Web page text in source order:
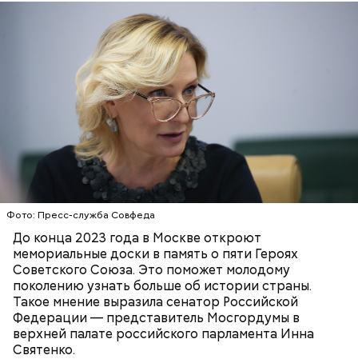
Фото: Пресс-служба Совфеда
До конца 2023 года в Москве откроют
мемориальные доски в память о пяти Героях
Советского Союза. Это поможет молодому
поколению узнать больше об истории страны.
Такое мнение выразила сенатор Российской
Федерации — представитель Мосгордумы в
верхней палате российского парламента Инна
Святенко.
Московский зоопарк — один из старейших в
Европе. Он расположился на территории почти 22
гектара в самом центре Москвы и по своей
площади занимает пятое место в России после
зоопарков Ярославля, Ростова-на-Дону,
Новосибирска и Красноярска.
— Рюкзаки необходимо снимать! И самокаты бесят!
— заявила Ирина Васильевна, 60 лет.